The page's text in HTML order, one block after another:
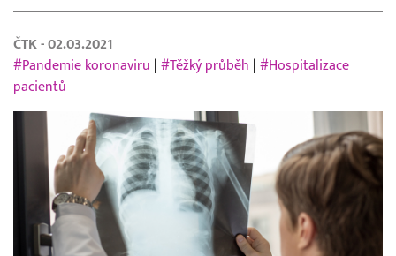
ČTK - 02.03.2021
#Pandemie koronaviru
#Těžký průběh
#Hospitalizace
pacientů